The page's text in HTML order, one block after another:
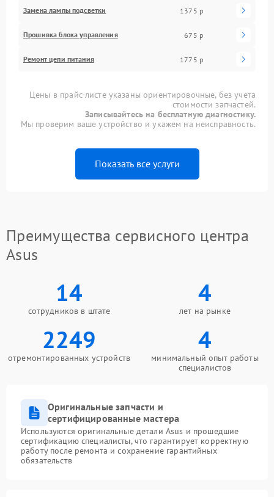
Замена лампы подсветки 1375 р
Прошивка блока управления 675 р
Ремонт цепи питания 1775 р
Цены в прайс-листе указаны ориентировочные, без учета
стоимости запчастей.
Записывайтесь на бесплатную диагностику.
Мы проверим ваше устройство и укажем на неисправность.
Показать все услуги
Преимущества сервисного центра
Asus
14
сотрудников в штате
4
лет на рынке
2249
отремонтированных устройств
4
минимальный опыт работы
специалистов
Оригинальные запчасти и
сертифицированные мастера
Используются оригинальные детали Asus и прошедшие
сертификацию специалисты, что гарантирует корректную
работу после ремонта и сохранение гарантийных
обязательств